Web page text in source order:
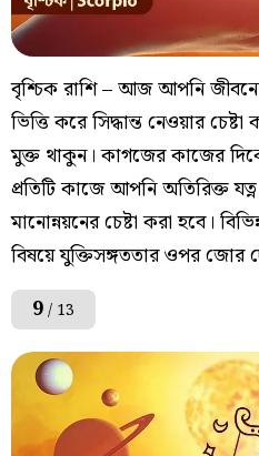
বৃশ্চিক রাশি – আজ আপনি
ভিত্তি করে সিদ্ধান্ত নেওয়ার
মুক্ত থাকুন। কাগজের কাজের
প্রতিটি কাজে আপনি অতিরিক্ত যত্ন
মানোন্নয়নের চেষ্টা করা হবে।
বিষয়ে যুক্তিসঙ্গততার ওপর জোর
9/ 13